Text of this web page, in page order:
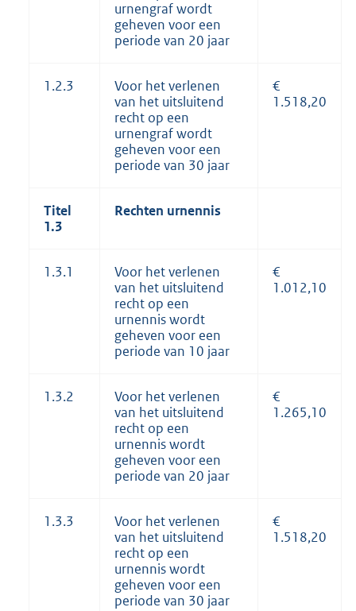
urnengraf wordt
geheven voor een
periode van 20 jaar
1.2.3
Voor het verlenen
van het uitsluitend
recht op een
urnengraf wordt
geheven voor een
periode van 30 jaar
€
1.518,20
Titel
1.3
Rechten urnennis
1.3.1
Voor het verlenen
van het uitsluitend
recht op een
urnennis wordt
geheven voor een
periode van 10 jaar
€
1.012,10
1.3.2
Voor het verlenen
van het uitsluitend
recht op een
urnennis wordt
geheven voor een
periode van 20 jaar
€
1.265,10
1.3.3
Voor het verlenen
van het uitsluitend
recht op een
urnennis wordt
geheven voor een
periode van 30 jaar
€
1.518,20